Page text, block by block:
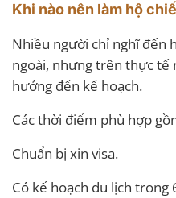
Khi nào nên làm hộ
Nhiều người chỉ nghĩ đến
ngoài, nhưng trên thực tế
hưởng đến kế hoạch.
Các thời điểm phù hợp
Chuẩn bị xin visa.
Có kế hoạch du lịch trong